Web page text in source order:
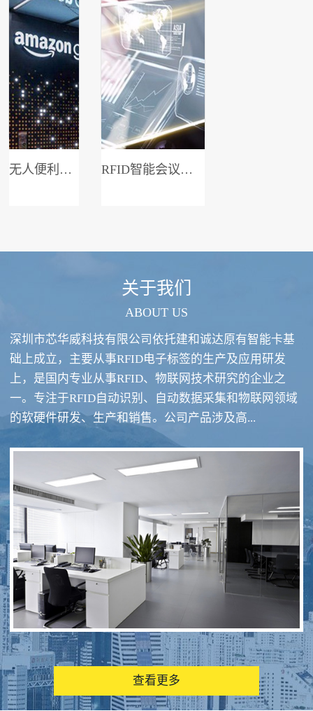
无人便利店系统 RFID智能会议签到系统
RFID酒类防伪系统方案 RFID智慧食堂系统
图书馆RFID电子标签管理系统
关于我们
ABOUT US
深圳市芯华威科技有限公司依托建和诚达原有智能卡基
础上成立，主要从事RFID电子标签的生产及应用研发
上，是国内专业从事RFID、物联网技术研究的企业之
一。专注于RFID自动识别、自动数据采集和物联网领域
的软硬件研发、生产和销售。公司产品涉及高...
查看更多